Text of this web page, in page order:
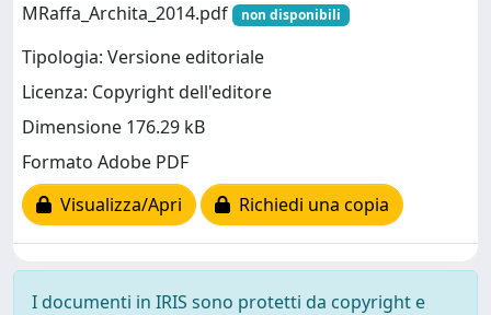
MRaffa_Archita_2014.pdf
non disponibili
Tipologia: Versione editoriale
Licenza: Copyright dell'editore
Dimensione 176.29 kB
Formato Adobe PDF
Visualizza/Apri
Richiedi una copia
I documenti in IRIS sono protetti da copyright e